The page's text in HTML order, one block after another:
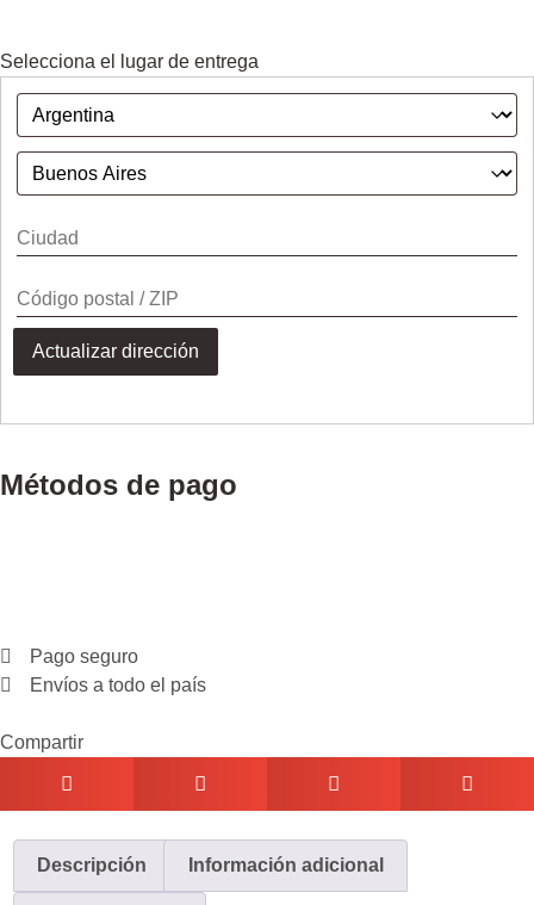
Selecciona el lugar de entrega
Actualizar dirección
Métodos de pago
Pago seguro
Envíos a todo el país
Compartir
Descripción Información adicional